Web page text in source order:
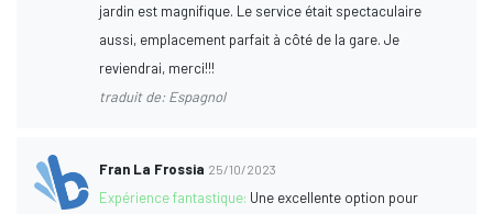
jardin est magnifique. Le service était spectaculaire
aussi, emplacement parfait à côté de la gare. Je
reviendrai, merci!!!
traduit de: Espagnol
Fran La Frossia 25/10/2023
Expérience fantastique: Une excellente option pour